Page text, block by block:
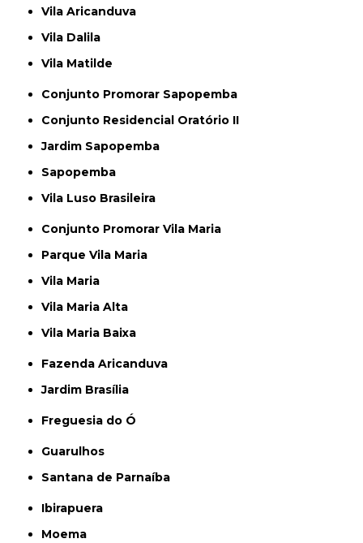
Vila Aricanduva
Vila Dalila
Vila Matilde
Conjunto Promorar Sapopemba
Conjunto Residencial Oratório II
Jardim Sapopemba
Sapopemba
Vila Luso Brasileira
Conjunto Promorar Vila Maria
Parque Vila Maria
Vila Maria
Vila Maria Alta
Vila Maria Baixa
Fazenda Aricanduva
Jardim Brasília
Freguesia do Ó
Guarulhos
Santana de Parnaíba
Ibirapuera
Moema